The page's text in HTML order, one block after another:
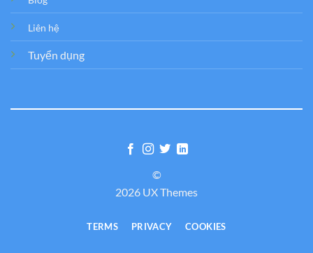
Liên hệ
Tuyển dụng
©
2026 UX Themes
TERMS PRIVACY COOKIES